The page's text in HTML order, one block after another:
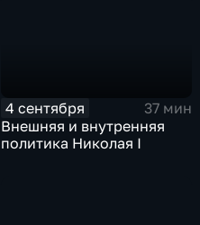
4 сентября
37 мин
Внешняя и внутренняя
политика Николая I